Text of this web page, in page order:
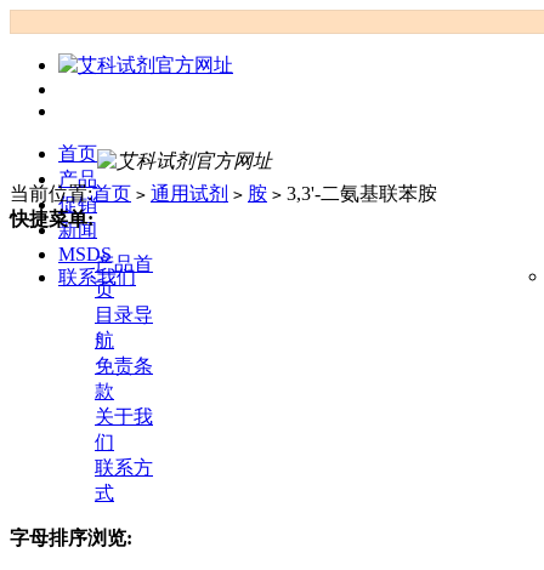
首页
产品
促销
新闻
MSDS
联系我们
当前位置:首页 > 通用试剂 > 胺 > 3,3'-二氨基联苯胺
快捷菜单:
产品首
页
目录导
航
免责条
款
关于我
们
联系方
式
字母排序浏览: